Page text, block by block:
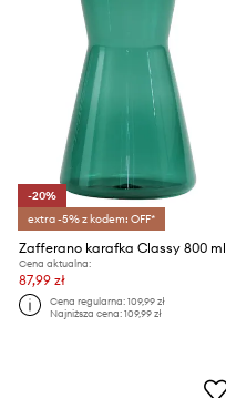
-20%
extra -5% z kodem: OFF*
Zafferano karafka Classy 800 ml
Cena aktualna:
87,99 zł
Cena regularna:109,99 zł
Najniższa cena:109,99 zł